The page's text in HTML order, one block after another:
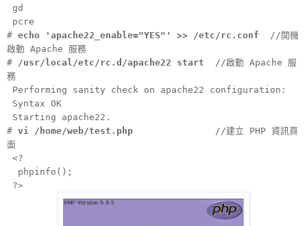
gd
pcre
# echo 'apache22_enable="YES"' >> /etc/rc.conf //開機
啟動 Apache 服務
#
/usr/local/etc/rc.d/apache22 start
//啟動 Apache 服
務
Performing sanity check on apache22 configuration:
Syntax OK
Starting apache22.
# vi /home/web/test.php //建立 PHP 資訊頁
面
<?
phpinfo();
?>